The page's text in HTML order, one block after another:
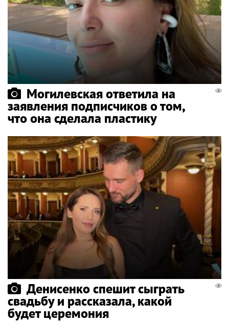
Могилевская ответила на
заявления подписчиков о том,
что она сделала пластику
Денисенко спешит сыграть
свадьбу и рассказала, какой
будет церемония